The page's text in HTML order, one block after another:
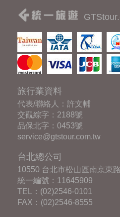
旅行業資料
代表/聯絡人：許文輔
交觀綜字：2188號
品保北字：0453號
service@gtstour.com.tw
台北總公司
10550 台北市松山區南京東
統一編號：11645909
TEL： (02)2546-0101
FAX：(02)2546-8555